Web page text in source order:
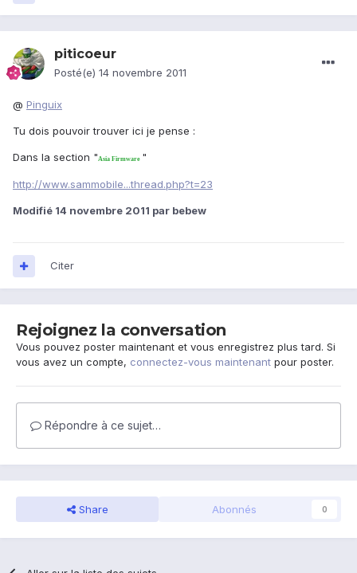
piticoeur
Posté(e) 14 novembre 2011
@ Pinguix
Tu dois pouvoir trouver ici je pense :
Dans la section "Asia Firmware "
http://www.sammobile...thread.php?t=23
Modifié 14 novembre 2011 par bebew
Citer
Rejoignez la conversation
Vous pouvez poster maintenant et vous enregistrez plus tard. Si
vous avez un compte, connectez-vous maintenant pour poster.
Répondre à ce sujet…
Share Abonnés 0